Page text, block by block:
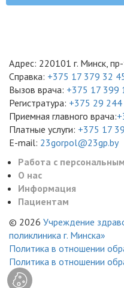
Адрес: 220101 г. Минск,
Справка: +375 17 379 32
Вызов врача: +375 17 399
Регистратура: +375 29 244
Приемная главного врача:
Платные услуги: +375 17
E-mail: 23gorpol@23gp.by
Работа с
О нас
Информация
Пациентам
© 2026 Учреждение
поликлиника г. Минска»
Политика в отношении
Политика в отношении